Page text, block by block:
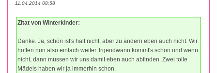
11.04.2014 08:58
Zitat von Winterkinder:
Danke. Ja, schön ist's halt nicht, aber zu ändern eben auch nicht. Wir
hoffen nun also einfach weiter. Irgendwann kommt's schon und wenn
nicht, dann müssen wir uns damit eben auch abfinden. Zwei tolle
Mädels haben wir ja immerhin schon.